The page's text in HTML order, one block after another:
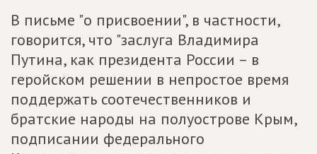
В письме "о присвоении", в частности,
говорится, что "заслуга Владимира
Путина, как президента России – в
геройском решении в непростое время
поддержать соотечественников и
братские народы на полуострове Крым,
подписании федерального